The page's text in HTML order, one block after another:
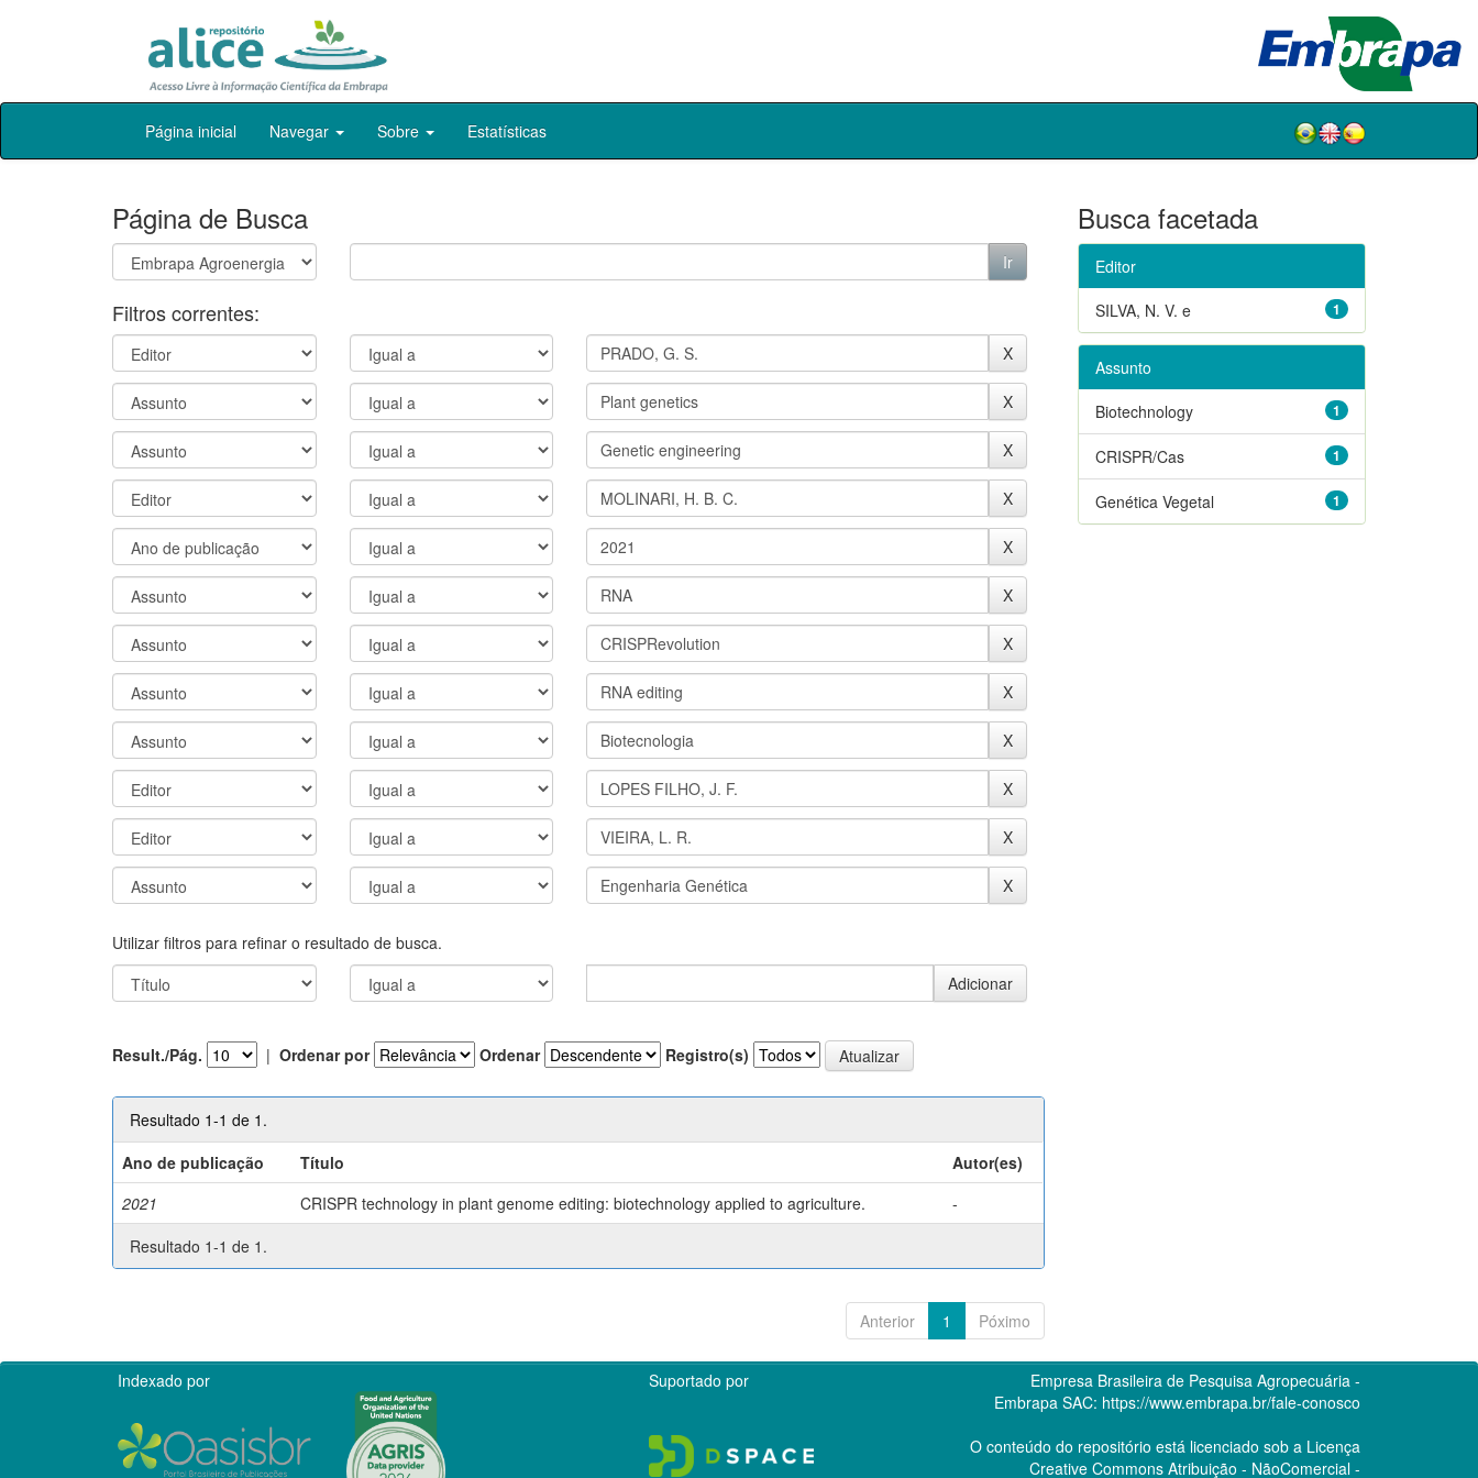
Skip
Página inicial Navegar Sobre Estatísticas
Página de Busca
Filtros correntes:
Utilizar filtros para refinar o resultado de busca.
Result./Pág. | Ordenar por Ordenar Registro(s)
Resultado 1-1 de 1.
Ano de publicação
Título
Autor(es)
2021
CRISPR technology in plant genome editing: biotechnology applied to agriculture.
-
Resultado 1-1 de 1.
Anterior 1 Póximo
Busca facetada
Editor
1
SILVA, N. V. e
Assunto
1
Biotechnology
1
CRISPR/Cas
1
Genética Vegetal
Indexado por Suportado por
Empresa Brasileira de Pesquisa Agropecuária -
Embrapa SAC: https://www.embrapa.br/fale-conosco
O conteúdo do repositório está licenciado sob a Licença
Creative CommonsAtribuição - NãoComercial -